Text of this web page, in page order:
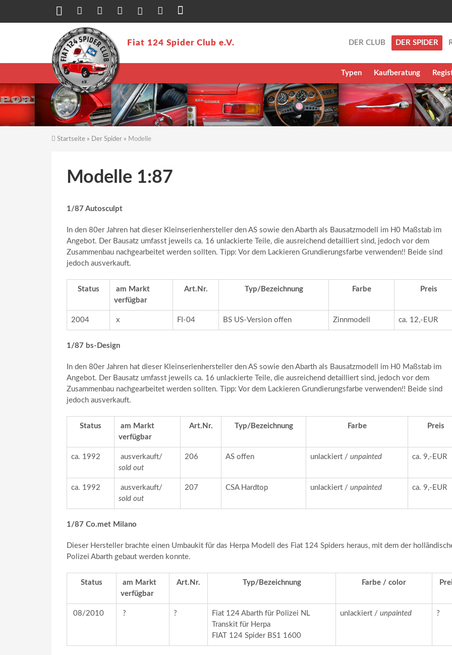
Fiat 124 Spider Club e.V. DER CLUB DER SPIDER
Typen Kaufberatung
Sie sind hier
Startseite » Der Spider » Modelle
Modelle 1:87
1/87 Autosculpt
In den 80er Jahren hat dieser Kleinserienhersteller den AS sowie den Abarth als Bausatzmodell im H0 Maßstab im
Angebot. Der Bausatz umfasst jeweils ca. 16 unlackierte Teile, die ausreichend detailliert sind, jedoch vor dem
Zusammenbau nachgearbeitet werden sollten. Tipp: Vor dem Lackieren Grundierungsfarbe verwenden!! Beide sind
jedoch ausverkauft.
Status
am Markt
verfügbar
Art.Nr. Typ/Bezeichnung Farbe Preis
2004 x FI-04 BS US-Version offen Zinnmodell ca. 12,-EUR
1/87 bs-Design
In den 80er Jahren hat dieser Kleinserienhersteller den AS sowie den Abarth als Bausatzmodell im H0 Maßstab im
Angebot. Der Bausatz umfasst jeweils ca. 16 unlackierte Teile, die ausreichend detailliert sind, jedoch vor dem
Zusammenbau nachgearbeitet werden sollten. Tipp: Vor dem Lackieren Grundierungsfarbe verwenden!! Beide sind
jedoch ausverkauft.
Status
am Markt
verfügbar
Art.Nr. Typ/Bezeichnung Farbe Preis
ca. 1992
ausverkauft/
sold out
206 AS offen unlackiert /unpainted ca. 9,-EUR
ca. 1992
ausverkauft/
sold out
207 CSA Hardtop unlackiert /unpainted ca. 9,-EUR
1/87 Co.met Milano
Dieser Hersteller brachte einen Umbaukit für das Herpa Modell des Fiat 124 Spiders heraus, mit dem der
Polizei Abarth gebaut werden konnte.
Status
am Markt
verfügbar
Art.Nr. Typ/Bezeichnung Farbe / color
08/2010 ? ?
Fiat 124 Abarth für Polizei NL
Transkit für Herpa
FIAT 124 Spider BS1 1600
unlackiert /unpainted ?